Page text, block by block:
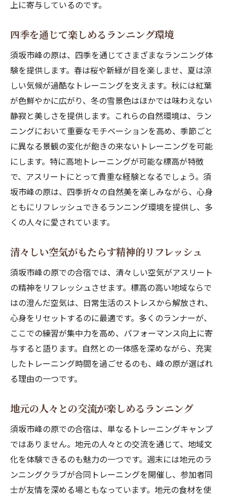
上に寄与しているのです。
四季を通じて楽しめるランニング環境
須坂市峰の原は、四季を通じてさまざまなランニング体
験を提供します。春は桜や新緑が目を楽しませ、夏は涼
しい気候が過酷なトレーニングを支えます。秋には紅葉
が色鮮やかに広がり、冬の雪景色はほかでは味わえない
静寂と美しさを提供します。これらの自然環境は、ラン
ニングにおいて重要なモチベーションを高め、季節ごと
に異なる景観の変化が飽きの来ないトレーニングを可能
にします。特に高地トレーニングが可能な標高が特徴
で、アスリートにとって貴重な経験となるでしょう。須
坂市峰の原は、四季折々の自然美を楽しみながら、心身
ともにリフレッシュできるランニング環境を提供し、多
くの人々に愛されています。
清々しい空気がもたらす精神的リフレッシュ
須坂市峰の原での合宿では、清々しい空気がアスリート
の精神をリフレッシュさせます。標高の高い地域ならで
はの澄んだ空気は、日常生活のストレスから解放され、
心身をリセットするのに最適です。多くのランナーが、
ここでの練習が集中力を高め、パフォーマンス向上に寄
与すると語ります。自然との一体感を深めながら、充実
したトレーニング時間を過ごせるのも、峰の原が選ばれ
る理由の一つです。
地元の人々との交流が楽しめるランニング
須坂市峰の原での合宿は、単なるトレーニングキャンプ
ではありません。地元の人々との交流を通じて、地域文
化を体験できるのも魅力の一つです。週末には地元のラ
ンニングクラブが合同トレーニングを開催し、参加者同
士が友情を深める場ともなっています。地元の食材を使